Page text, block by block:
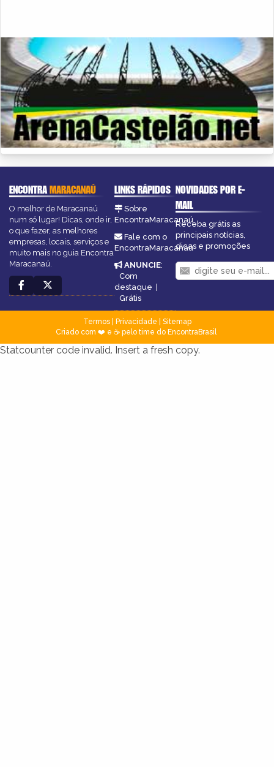
ENCONTRAMARACANAÚ
O melhor de Maracanaú
num só lugar! Dicas, onde ir,
o que fazer, as melhores
empresas, locais, serviços e
muito mais no guia Encontra
Maracanaú.
LINKS RÁPIDOS
Sobre
EncontraMaracanaú
Fale com o
EncontraMaracanaú
ANUNCIE:
Com
destaque
Grátis
NOVIDADES POR E-
MAIL
Receba grátis as
principais notícias,
dicas e promoções
Termos| Privacidade
Sitemap
Criado com ❤️ e ☕ pelo time do EncontraBrasil
Statcounter code invalid. Insert a fresh copy.